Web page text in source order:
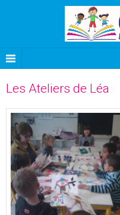
Les Ateliers de Léa